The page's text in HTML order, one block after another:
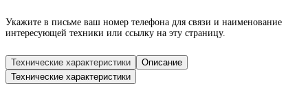
Укажите в письме ваш номер телефона для связи и наименование
интересующей техники или ссылку на эту страницу.
Технические характеристики
Описание
Технические характеристики